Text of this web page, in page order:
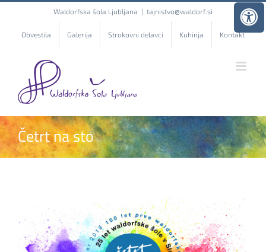
content
Waldorfska šola Ljubljana | tajnistvo@waldorf.si
Obvestila Galerija Strokovni delavci Kuhinja Kontakt
Četrt na sto